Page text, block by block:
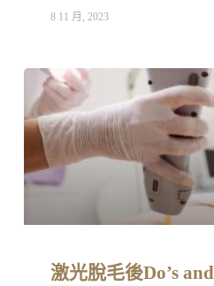
8 11 月, 2023
激光脫毛後Do’s and